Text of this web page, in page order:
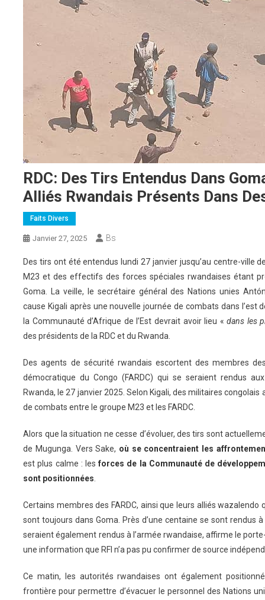
RDC: Des Tirs Entendus Dans
Alliés Rwandais Présents Dans
Faits Divers
Janvier 27, 2025 Bs
Des tirs ont été entendus lundi 27 janvier jusqu’au centre-ville
M23 et des effectifs des forces spéciales rwandaises étant
Goma. La veille, le secrétaire général des Nations unies
cause Kigali après une nouvelle journée de combats dans l’est
la Communauté d’Afrique de l’Est devrait avoir lieu «dans les
des présidents de la RDC et du Rwanda.
Des agents de sécurité rwandais escortent des membres
démocratique du Congo (FARDC) qui se seraient rendus
Rwanda, le 27 janvier 2025. Selon Kigali, des militaires
de combats entre le groupe M23 et les FARDC.
Alors que la situation ne cesse d’évoluer, des tirs sont
de Mugunga. Vers Sake, où se concentraient les
est plus calme : lesforces de la Communauté de
sont positionnées
Certains membres des FARDC, ainsi que leurs alliés
sont toujours dans Goma. Près d’une centaine se sont rendus
seraient également rendus à l’armée rwandaise, affirme le
une information que RFI n’a pas pu confirmer de source
Ce matin, les autorités rwandaises ont également
frontière pour permettre d’évacuer le personnel des Nations